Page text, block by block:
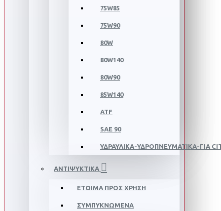
75W85
75W90
80W
80W140
80W90
85W140
ATF
SAE 90
ΥΔΡΑΥΛΙΚΑ-ΥΔΡΟΠΝΕΥΜΑΤΙΚΑ-ΓΙΑ
ΑΝΤΙΨΥΚΤΙΚΑ
ΕΤΟΙΜΑ ΠΡΟΣ ΧΡΗΣΗ
ΣΥΜΠΥΚΝΩΜΕΝΑ